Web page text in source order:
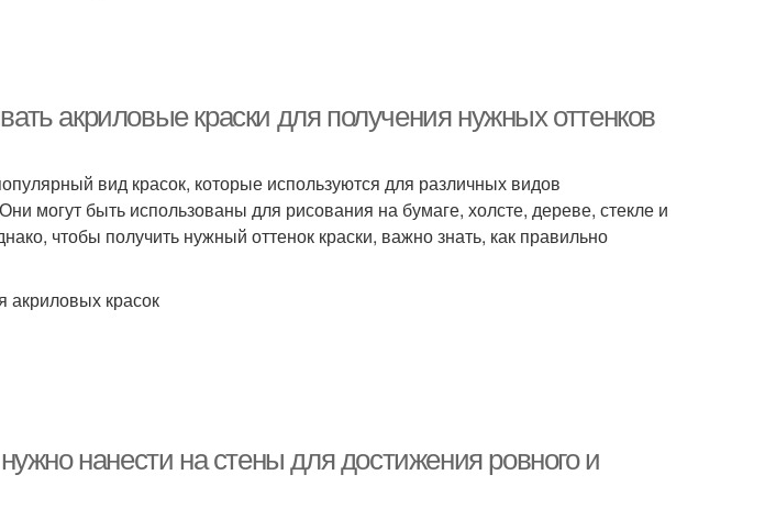
акриловые краски для получения нужных оттенков
вид красок, которые используются для различных видов
могут быть использованы для рисования на бумаге, холсте, дереве, стекле и
чтобы получить нужный оттенок краски, важно знать, как правильно
красок
нанести на стены для достижения ровного и